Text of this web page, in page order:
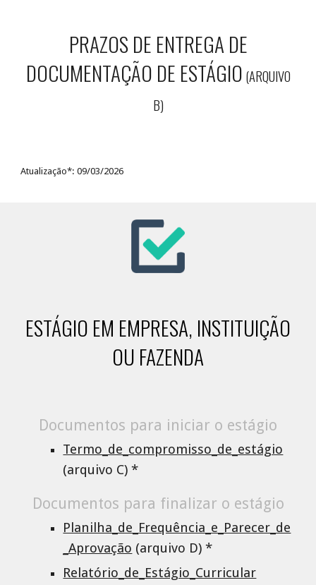
PRAZOS DE ENTREGA DE
DOCUMENTAÇÃO DE ESTÁGIO (ARQUIVO
B)
Atualização*: 09/03/2026
ESTÁGIO EM EMPRESA, INSTITUIÇÃO
OU FAZENDA
Documentos para iniciar o estágio
Termo_de_compromisso_de_estágio
(arquivo C) *
Documentos para finalizar o estágio
Planilha_de_Frequência_e_Parecer_de
_Aprovação (arquivo D) *
Relatório_de_Estágio_Curricular